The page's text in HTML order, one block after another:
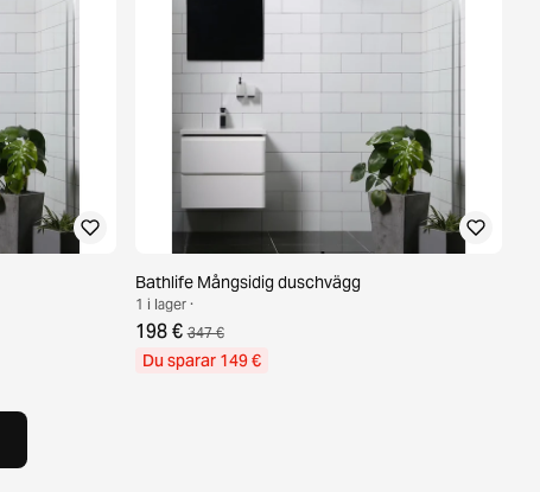
Bathlife Mångsidig duschvägg
1 i lager ·
198 € 347 €
Du sparar 149 €